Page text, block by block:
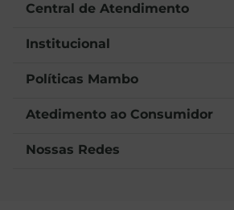
Central de Atendimento
Institucional
Políticas Mambo
Atedimento ao Consumidor
Nossas Redes